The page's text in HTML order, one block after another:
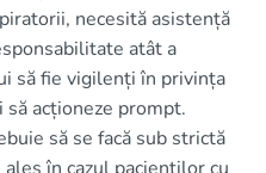
necesită asistență
atât a
să fie vigilenți în privința
acționeze prompt.
să se facă sub strictă